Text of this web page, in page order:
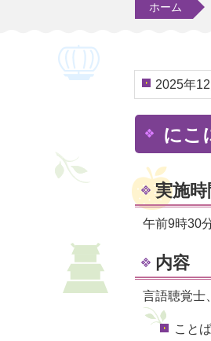
ホーム
2025年
にこ
実施時
午前9時30
内容
言語聴覚士
こと